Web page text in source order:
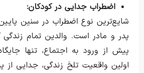
اضطراب جدایی در کودکان:
شایع‌ترین نوع اضطراب در سنین
پدر و مادر است. والدین تمام
پیش از ورود به اجتماع، تنها
اولین واقعیت تلخ زندگی، جدایی از